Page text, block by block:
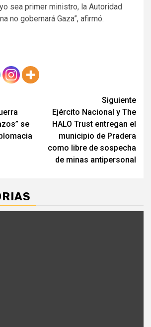
sea primer ministro, la Autoridad
no gobernará Gaza”, afirmó.
se
Siguiente
Ejército Nacional y The
HALO Trust entregan el
municipio de Pradera
como libre de sospecha
de minas antipersonal